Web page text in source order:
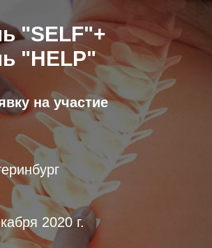
"SELF"+
"HELP"
на участие
2020 г.